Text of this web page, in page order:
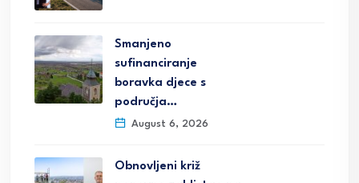
Smanjeno
sufinanciranje
boravka djece s
područja…
August 6, 2026
Obnovljeni križ